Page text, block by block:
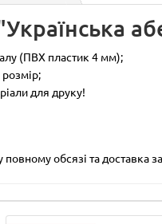
(ПВХ пластик 4 мм);
для друку!
обсязі та доставка